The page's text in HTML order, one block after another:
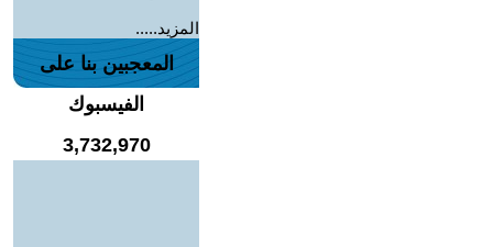
المزيد.....
المعجبين بنا على
الفيسبوك
3,732,970